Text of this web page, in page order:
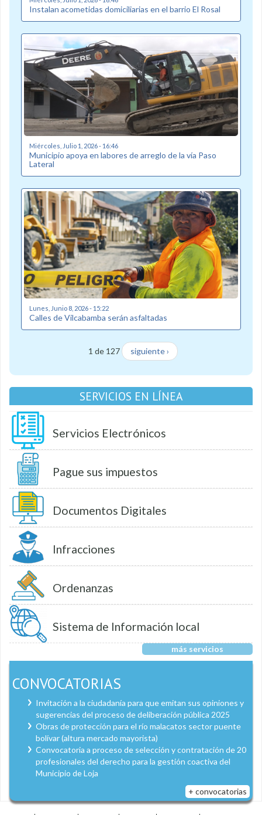
Instalan acometidas domiciliarias en el barrio El Rosal
Miércoles, Julio 1, 2026 - 16:46
Municipio apoya en labores de arreglo de la vía Paso
Lateral
Lunes, Junio 8, 2026 - 15:22
Calles de Vilcabamba serán asfaltadas
1 de 127 siguiente ›
SERVICIOS EN LÍNEA
Servicios Electrónicos
Pague sus impuestos
Documentos Digitales
Infracciones
Ordenanzas
Sistema de Información local
más servicios
CONVOCATORIAS
Invitación a la ciudadanía para que emitan sus opiniones y
sugerencias del proceso de deliberación pública 2025
Obras de protección para el río malacatos sector puente
bolívar (altura mercado mayorista)
Convocatoria a proceso de selección y contratación de 20
profesionales del derecho para la gestión coactiva del
Municipio de Loja
+ convocatorias